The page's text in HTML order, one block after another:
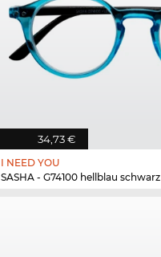
34,73 €
I NEED YOU
SASHA - G74100 hellblau schwarz